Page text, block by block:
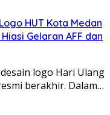
HUT Kota Medan
Gelaran AFF dan
logo Hari Ulang
berakhir. Dalam…